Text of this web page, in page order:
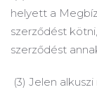
helyett a
szerződést
szerződést
(3) Jelen